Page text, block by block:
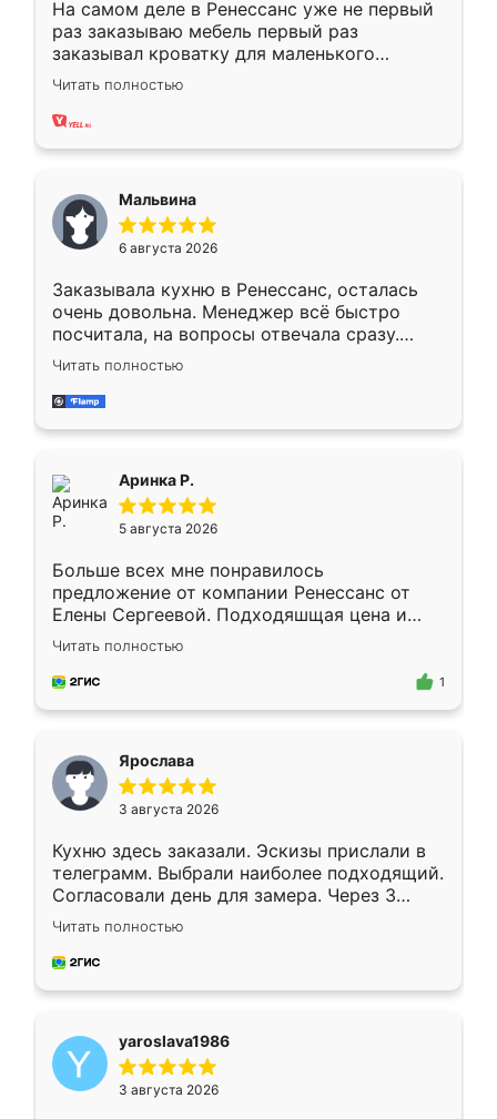
На самом деле в Ренессанс уже не первый
раз заказываю мебель первый раз
заказывал кроватку для маленького
ребёнка при его рождении ,во второй раз
заказал шкаф-купе. По качеству очень
хорошее сборка достаточно быстрая,
меньше, здесь же он более разнообразный.
Мне нравится ,если что-то потребуется из
мебели буду заказывать только здесь.
Читать полностью
Мальвина
6 августа 2026
Заказывала кухню в Ренессанс, осталась
очень довольна. Менеджер всё быстро
посчитала, на вопросы отвечала сразу.
Замерщик приехал в субботу, подошёл к
делу со всей ответственностью. Собрали
за день, ребята работали аккуратно, даже
Читать полностью
Аринка Р.
5 августа 2026
Больше всех мне понравилось
предложение от компании Ренессанс от
Елены Сергеевой. Подходяшщая цена и
короткие сроки изготовления. Приехавший
для замера сотрудник Владислав
предложил по моему эскизу самый
Читать полностью
1
Ярослава
3 августа 2026
Кухню здесь заказали. Эскизы прислали в
телеграмм. Выбрали наиболее подходящий.
Согласовали день для замера. Через 3
недели кухня была уже готова. Остались
довольны работой. Спасибо Ренессанс
мебель за качественную работу!
Читать полностью
yaroslava1986
3 августа 2026